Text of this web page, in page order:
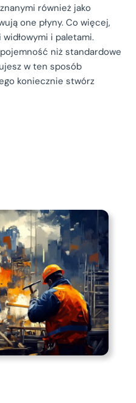
również jako
one płyny. Co więcej,
widłowymi i paletami.
niż standardowe
w ten sposób
koniecznie stwórz